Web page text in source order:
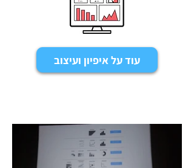
עוד על איפיון ועיצוב